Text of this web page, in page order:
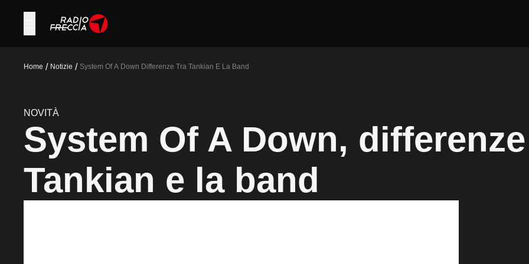
Home / Notizie / System Of A Down Differenze Tra Tankian E La Band
NOVITÀ
System Of A Down,
Tankian e la band